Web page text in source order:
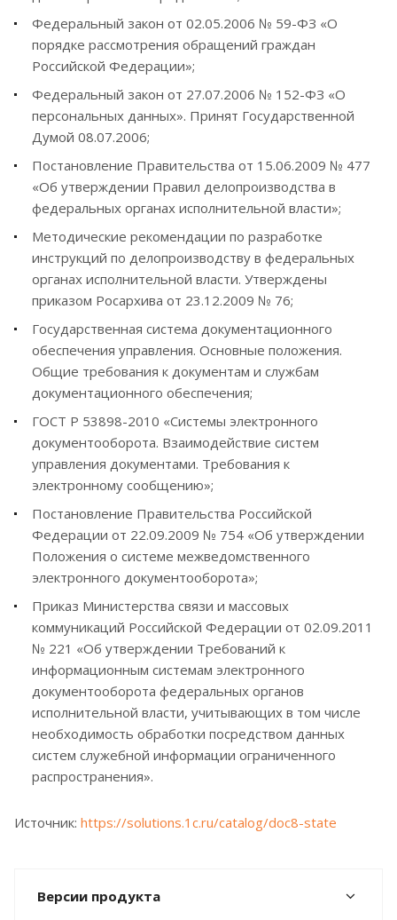
Федеральный закон от 02.05.2006 № 59-ФЗ «О
порядке рассмотрения обращений граждан
Российской Федерации»;
Федеральный закон от 27.07.2006 № 152-ФЗ «О
персональных данных». Принят Государственной
Думой 08.07.2006;
Постановление Правительства от 15.06.2009 № 477
«Об утверждении Правил делопроизводства в
федеральных органах исполнительной власти»;
Методические рекомендации по разработке
инструкций по делопроизводству в федеральных
органах исполнительной власти. Утверждены
приказом Росархива от 23.12.2009 № 76;
Государственная система документационного
обеспечения управления. Основные положения.
Общие требования к документам и службам
документационного обеспечения;
ГОСТ Р 53898-2010 «Системы электронного
документооборота. Взаимодействие систем
управления документами. Требования к
электронному сообщению»;
Постановление Правительства Российской
Федерации от 22.09.2009 № 754 «Об утверждении
Положения о системе межведомственного
электронного документооборота»;
Приказ Министерства связи и массовых
коммуникаций Российской Федерации от 02.09.2011
№ 221 «Об утверждении Требований к
информационным системам электронного
документооборота федеральных органов
исполнительной власти, учитывающих в том числе
необходимость обработки посредством данных
систем служебной информации ограниченного
распространения».
Источник: https://solutions.1c.ru/catalog/doc8-state
Версии продукта